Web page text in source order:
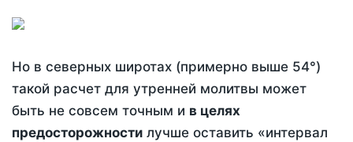
Но в северных широтах (примерно выше 54°)
такой расчет для утренней молитвы может
быть не совсем точным и в целях
предосторожности лучше оставить «интервал